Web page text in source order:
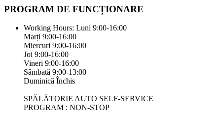
PROGRAM DE FUNCȚIONARE
Working Hours: Luni 9:00-16:00
Marți 9:00-16:00
Miercuri 9:00-16:00
Joi 9:00-16:00
Vineri 9:00-16:00
Sâmbată 9:00-13:00
Duminică Închis
SPĂLĂTORIE AUTO SELF-SERVICE
PROGRAM : NON-STOP